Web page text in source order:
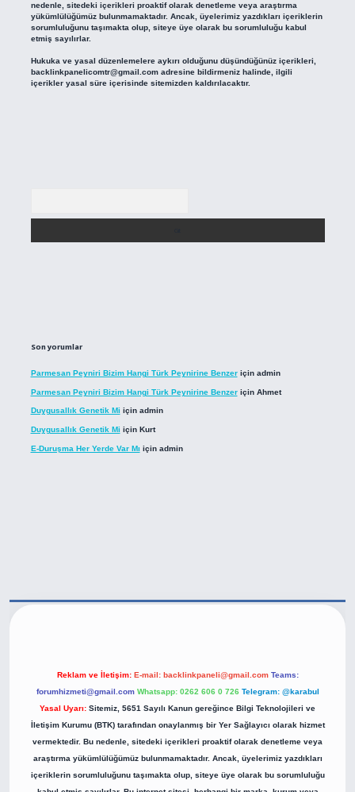
nedenle, sitedeki içerikleri proaktif olarak denetleme veya araştırma
yükümlülüğümüz bulunmamaktadır. Ancak, üyelerimiz yazdıkları içeriklerin
sorumluluğunu taşımakta olup, siteye üye olarak bu sorumluluğu kabul
etmiş sayılırlar.
Hukuka ve yasal düzenlemelere aykırı olduğunu düşündüğünüz içerikleri,
backlinkpanelicomtr@gmail.comadresine bildirmeniz halinde, ilgili
içerikler yasal süre içerisinde sitemizden kaldırılacaktır.
Son yorumlar
Parmesan Peyniri Bizim Hangi Türk Peynirine Benzeriçin admin
Parmesan Peyniri Bizim Hangi Türk Peynirine Benzeriçin Ahmet
Duygusallık Genetik Mi için admin
Duygusallık Genetik Mi için Kurt
E-Duruşma Her Yerde Var Mı için admin
Reklam ve İletişim: E-mail: backlinkpaneli@gmail.com Teams:
forumhizmeti@gmail.com Whatsapp: 0262 606 0 726 Telegram: @karabul
Yasal Uyarı: Sitemiz, 5651 Sayılı Kanun gereğince Bilgi Teknolojileri ve
İletişim Kurumu (BTK) tarafından onaylanmış bir Yer Sağlayıcı olarak hizmet
vermektedir. Bu nedenle, sitedeki içerikleri proaktif olarak denetleme veya
araştırma yükümlülüğümüz bulunmamaktadır. Ancak, üyelerimiz yazdıkları
içeriklerin sorumluluğunu taşımakta olup, siteye üye olarak bu sorumluluğu